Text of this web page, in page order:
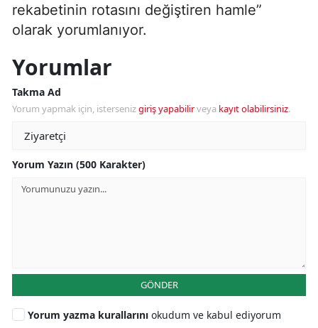
rekabetinin rotasını değiştiren hamle”
olarak yorumlanıyor.
Yorumlar
Takma Ad
Yorum yapmak için, istersenizgiriş yapabilirveya kayıt olabilirsiniz.
Yorum Yazın (500 Karakter)
GÖNDER
Yorum yazma kurallarını okudum ve kabul ediyorum